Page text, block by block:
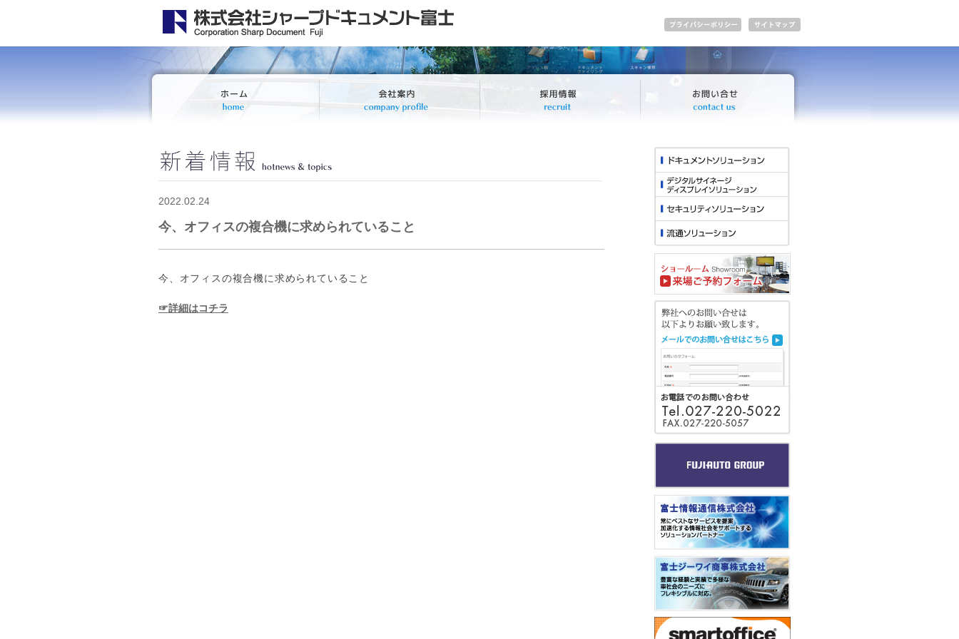
2022.02.24
今、オフィスの複合機に求められていること
今、オフィスの複合機に求められていること
☞詳細はコチラ